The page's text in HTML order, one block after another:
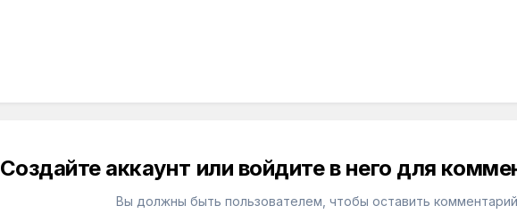
Создайте аккаунт или войдите в него для
Вы должны быть пользователем, чтобы оставить комментарий